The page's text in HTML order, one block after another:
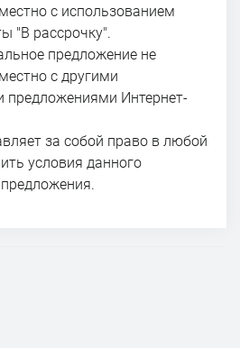
с использованием
"В рассрочку".
предложение не
с другими
предложениями Интернет-
за собой право в любой
условия данного